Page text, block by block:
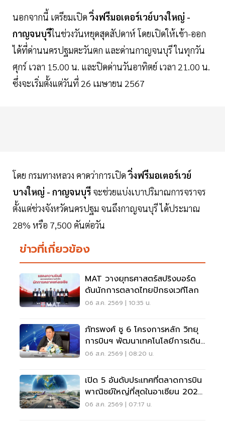
นอกจากนี้ เตรียมเปิดวิ่งฟรีมอเตอร์เวย์บางใหญ่ -
กาญจนบุรีในช่วงวันหยุดสุดสัปดาห์ โดยเปิดให้เข้า-ออก
ได้ที่ด่านนครปฐมตะวันตก และด่านกาญจนบุรี ในทุกวัน
ศุกร์ เวลา 15.00 น. และปิดด่านวันอาทิตย์ เวลา 21.00 น.
ซึ่งจะเริ่มตั้งแต่วันที่ 26 เมษายน 2567
โดย กรมทางหลวง คาดว่าการเปิดวิ่งฟรีมอเตอร์เวย์
บางใหญ่ - กาญจนบุรี จะช่วยแบ่งเบาปริมาณการจราจร
ตั้งแต่ช่วงจังหวัดนครปฐม จนถึงกาญจนบุรี ได้ประมาณ
28% หรือ 7,500 คันต่อวัน
ข่าวที่เกี่ยวข้อง
MAT วางยุทธศาสตร์สปริงบอร์ด
ดันนักการตลาดไทยปักธงเวทีโลก
06 ส.ค. 2569 | 10:35 น.
ภัทรพงศ์ ชู 6 โครงการหลัก วิทยุ
การบินฯ พัฒนาเทคโนโลยีการเดิน
อากาศ การบินยุคใหม่
06 ส.ค. 2569 | 08:20 น.
เปิด 5 อันดับประเทศที่ตลาดการบิน
พาณิชย์ใหญ่ที่สุดในอาเซียน 2026
เวียดนามแซงไทยแล้ว
06 ส.ค. 2569 | 07:17 น.